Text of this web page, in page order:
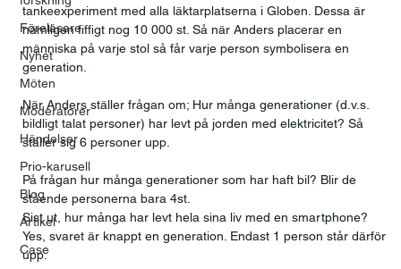
Föreläsare
Nyhet
Möten
Moderatorer
Händelser
Prio-karusell
Blog
Artikel
Case
tankeexperiment med alla läktarplatserna i Globen. Dessa är
nämligen fiffigt nog 10 000 st. Så när Anders placerar en
människa på varje stol så får varje person symbolisera en
generation.
När Anders ställer frågan om; Hur många generationer (d.v.s.
bildligt talat personer) har levt på jorden med elektricitet? Så
ställer sig 6 personer upp.
På frågan hur många generationer som har haft bil? Blir de
stående personerna bara 4st.
Sist ut, hur många har levt hela sina liv med en smartphone?
Yes, svaret är knappt en generation. Endast 1 person står därför
upp.